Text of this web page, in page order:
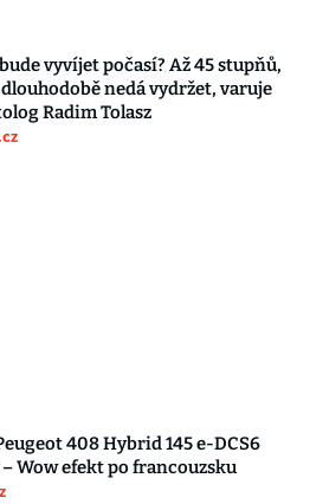
bude vyvíjet počasí? Až 45 stupňů,
dlouhodobě nedá vydržet, varuje
Radim Tolasz
408 Hybrid 145 e-DCS6
Wow efekt po francouzsku